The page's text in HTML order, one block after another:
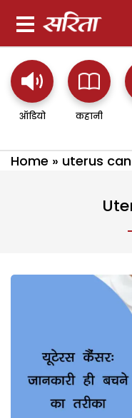
ऑडियो कहानी
Home » uterus